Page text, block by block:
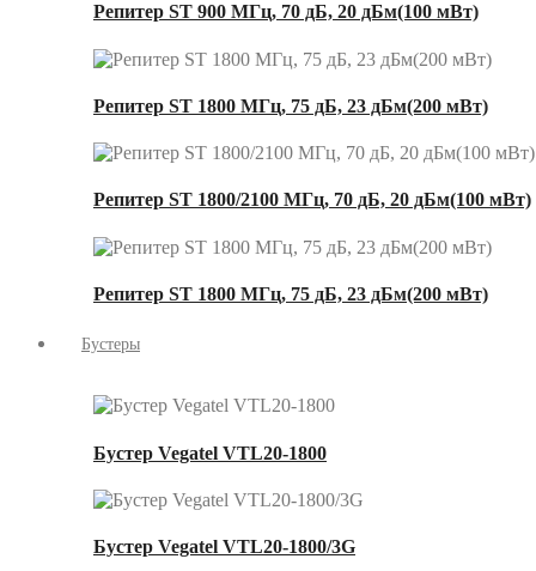
Репитер ST 900 МГц, 70 дБ, 20 дБм(100 мВт)
Репитер ST 1800 МГц, 75 дБ, 23 дБм(200 мВт)
Репитер ST 1800/2100 МГц, 70 дБ, 20 дБм(100 мВт)
Репитер ST 1800 МГц, 75 дБ, 23 дБм(200 мВт)
Бустеры
Бустер Vegatel VTL20-1800
Бустер Vegatel VTL20-1800/3G